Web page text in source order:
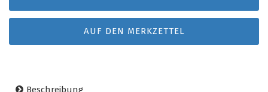
AUF DEN MERKZETTEL
Beschreibung